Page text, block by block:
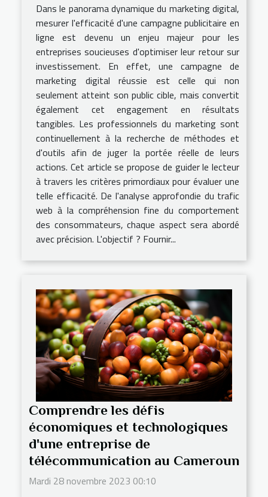
Dans le panorama dynamique du marketing digital,
mesurer l'efficacité d'une campagne publicitaire en
ligne est devenu un enjeu majeur pour les
entreprises soucieuses d'optimiser leur retour sur
investissement. En effet, une campagne de
marketing digital réussie est celle qui non
seulement atteint son public cible, mais convertit
également cet engagement en résultats
tangibles. Les professionnels du marketing sont
continuellement à la recherche de méthodes et
d'outils afin de juger la portée réelle de leurs
actions. Cet article se propose de guider le lecteur
à travers les critères primordiaux pour évaluer une
telle efficacité. De l'analyse approfondie du trafic
web à la compréhension fine du comportement
des consommateurs, chaque aspect sera abordé
avec précision. L'objectif ? Fournir...
Comprendre les défis
économiques et technologiques
d'une entreprise de
télécommunication au Cameroun
Mardi 28 novembre 2023 00:10